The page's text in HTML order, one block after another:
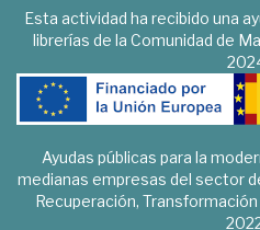
Esta actividad ha recibido una
librerías de la Comunidad de
Ayudas públicas para la
medianas empresas del sector
Recuperación,